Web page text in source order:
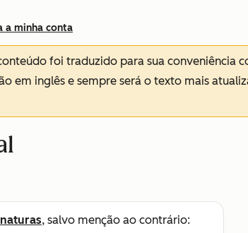
a minha conta
foi traduzido para sua conveniência
em inglês e sempre será o texto mais
, salvo menção ao contrário: